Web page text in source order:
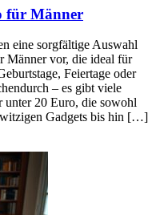
für Männer
eine sorgfältige Auswahl
Männer vor, die ideal für
Feiertage oder
– es gibt viele
unter 20 Euro, die sowohl
Gadgets bis hin […]